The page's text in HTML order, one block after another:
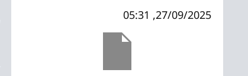
27/09/2025, 05:31